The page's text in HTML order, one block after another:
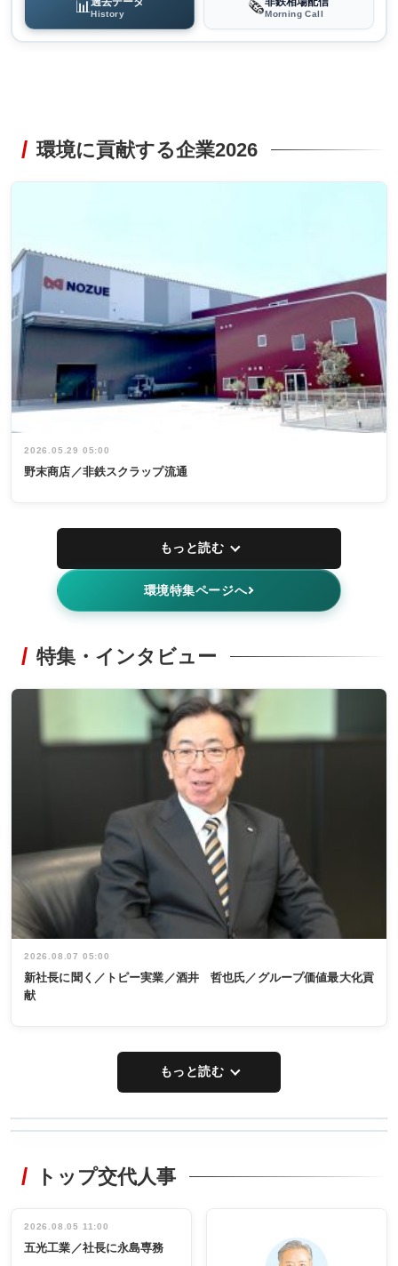
📊History 🗞️Morning Call
環境に貢献する企業2026
2026.05.29 05:00
野末商店／非鉄スクラップ流通
もっと読む
環境特集ページへ
特集・インタビュー
2026.08.07 05:00
新社長に聞く／トピー実業／酒井 哲也氏／グループ価値最大化貢
献
もっと読む
非鉄業界で
インタビュ
ー／社内ア
タックトレー
祝う 業界関
係者ら220人
出席
トップ交代人事
2026.08.05 11:00
五光工業／社長に永島専務